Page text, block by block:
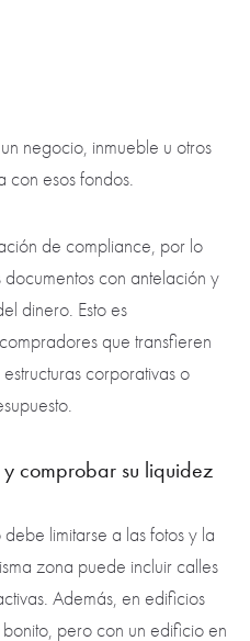
negocio, inmueble u otros
con esos fondos.
de compliance, por lo
con antelación y
dinero. Esto es
que transfieren
corporativas o
comprobar su liquidez
limitarse a las fotos y la
zona puede incluir calles
Además, en edificios
pero con un edificio en